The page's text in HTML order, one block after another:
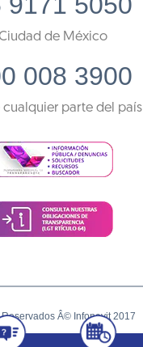
de México
008 3900
cualquier parte del país
Reservados Â© Infonavit 2017